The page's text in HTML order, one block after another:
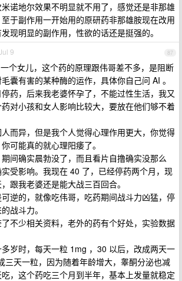
诺地尔效果不明显就不用了，感觉还是非那雄
于副作用一开始用的原研药非那雄胺现在改用
现明显的副作用，性欲的话还是挺强的。
87
9
个女儿，这个药的原理跟伟哥差不多，是阻断
囊有害的某种酶的运作，具体你自己问 AI 。
药，后来我老婆怀孕了，不能过性生活，我又
对小孩和女人影响比较大，要放在他们够不着
而异，但是我个人觉得心理作用更大，你觉得
可能真的就心理阳痿了。
间确实晨勃没了，而且看片自撸确实没那么
受影响。我现在 40 了，已经停药两个月，现
跟我老婆还是能大战三百回合。
逆的，就像吃伟哥，吃药期间战斗力凶猛，停
战斗力。
不少相关资料，老外的药有个好处，实验数据
岁时，每天一粒 1mg ，30 以后，改成两天一
三天一粒，因为随着年龄增大，睾酮分泌也减
，这个药吃三个月到半年，基本上发量就稳定